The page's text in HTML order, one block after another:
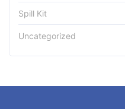
Spill Kit
Uncategorized